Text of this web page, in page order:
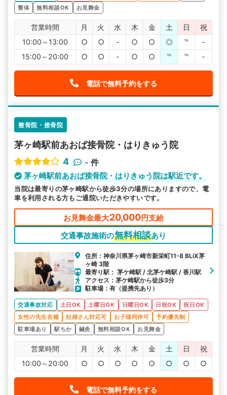
整体
無料相談OK お見舞金
営業時間 月 火 水 木 金 土 日
祝
10:00～13:00
○ ○ - ○ ○ ◎ ℡
-
15:00～20:00
○ ○ - ○ ○ ℡ ℡ -
電話で無料予約をする
整骨院・接骨院
茅ヶ崎駅前あおば接骨院・はりきゅう院
4
- 件
茅ヶ崎駅前あおば接骨院・はりきゅう院は駅近です。
当院は最寄りの茅ヶ崎駅から徒歩3分の場所にありますので、電
車を利用される方もご通院いただきやすいです。
お見舞金最大20,000円支給
交通事故施術の無料相談あり
住所：神奈川県茅ヶ崎市新栄町11-8 BLiX茅
ヶ崎 3階
最寄り駅： 茅ケ崎駅 / 北茅ケ崎駅 / 香川駅
アクセス：茅ケ崎駅から徒歩3分
駐車場：有（提携先あり）
交通事故対応 土日OK 土曜日OK 日曜日OK 日祝OK
祝日OK
女性の先生在籍
妊婦さん対応可 お子様同伴可
予約優先制
駐車場あり
駅ちか 鍼灸 無料相談OK お見舞金
営業時間 月 火 水 木 金 土 日
祝
10:00～20:00
○ ○ ○ ○ ○ ○ ○ ○
電話で無料予約をする